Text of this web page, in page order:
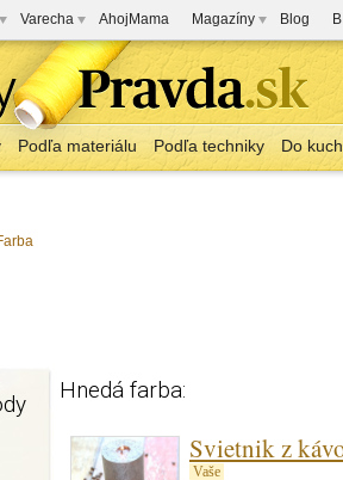
Varecha AhojMama Magazíny Blog
Podľa materiálu Podľa techniky Do
Hnedá farba:
Svietnik z
Vaše